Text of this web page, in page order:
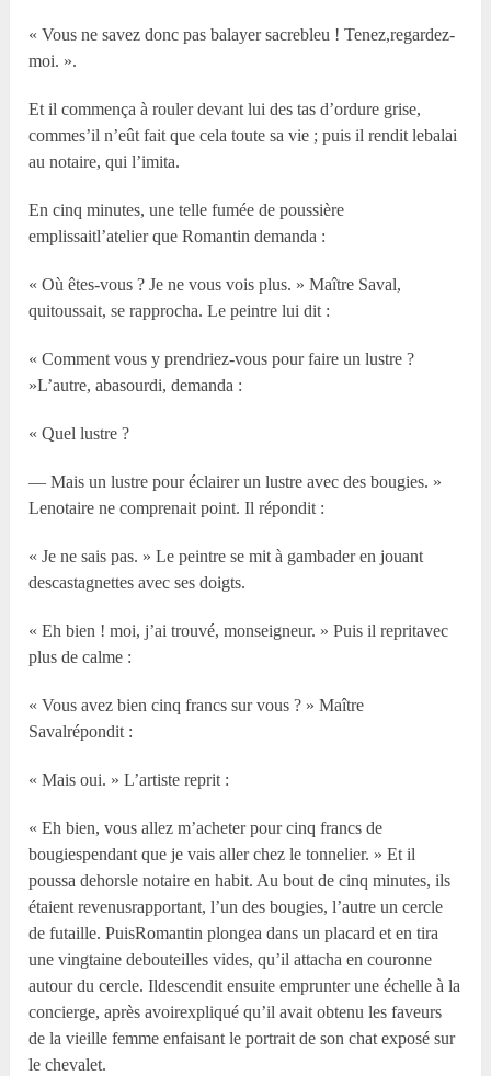
« Vous ne savez donc pas balayer sacrebleu ! Tenez,regardez-
moi. ».
Et il commença à rouler devant lui des tas d’ordure grise,
commes’il n’eût fait que cela toute sa vie ; puis il rendit lebalai
au notaire, qui l’imita.
En cinq minutes, une telle fumée de poussière
emplissaitl’atelier que Romantin demanda :
« Où êtes-vous ? Je ne vous vois plus. » Maître Saval,
quitoussait, se rapprocha. Le peintre lui dit :
« Comment vous y prendriez-vous pour faire un lustre ?
»L’autre, abasourdi, demanda :
« Quel lustre ?
— Mais un lustre pour éclairer un lustre avec des bougies. »
Lenotaire ne comprenait point. Il répondit :
« Je ne sais pas. » Le peintre se mit à gambader en jouant
descastagnettes avec ses doigts.
« Eh bien ! moi, j’ai trouvé, monseigneur. » Puis il repritavec
plus de calme :
« Vous avez bien cinq francs sur vous ? » Maître
Savalrépondit :
« Mais oui. » L’artiste reprit :
« Eh bien, vous allez m’acheter pour cinq francs de
bougiespendant que je vais aller chez le tonnelier. » Et il
poussa dehorsle notaire en habit. Au bout de cinq minutes, ils
étaient revenusrapportant, l’un des bougies, l’autre un cercle
de futaille. PuisRomantin plongea dans un placard et en tira
une vingtaine debouteilles vides, qu’il attacha en couronne
autour du cercle. Ildescendit ensuite emprunter une échelle à la
concierge, après avoirexpliqué qu’il avait obtenu les faveurs
de la vieille femme enfaisant le portrait de son chat exposé sur
le chevalet.